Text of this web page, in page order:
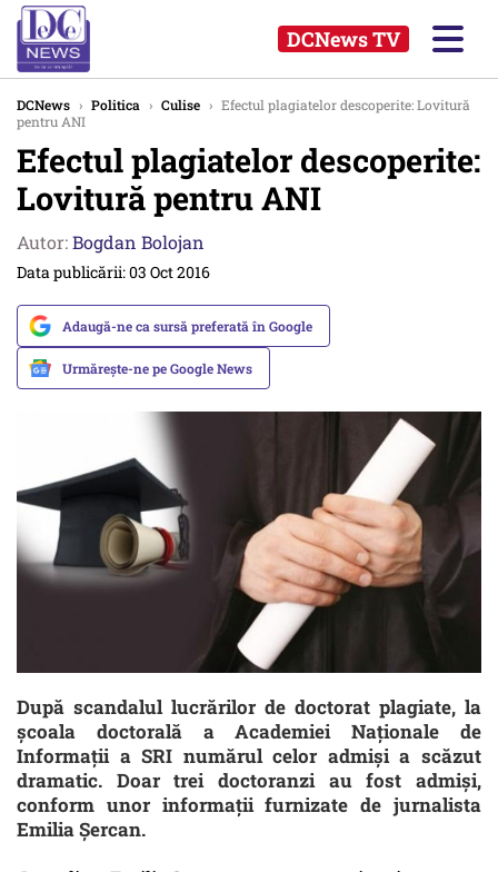
DCNews TV
DCNews › Politica › Culise › Efectul plagiatelor descoperite: Lovitură
pentru ANI
Efectul plagiatelor descoperite:
Lovitură pentru ANI
Autor:Bogdan Bolojan
Data publicării: 03 Oct 2016
Adaugă-ne ca sursă preferată în Google
Urmărește-ne pe Google News
După scandalul lucrărilor de doctorat plagiate, la
şcoala doctorală a Academiei Naţionale de
Informaţii a SRI numărul celor admişi a scăzut
dramatic. Doar trei doctoranzi au fost admişi,
conform unor informaţii furnizate de jurnalista
Emilia Şercan.